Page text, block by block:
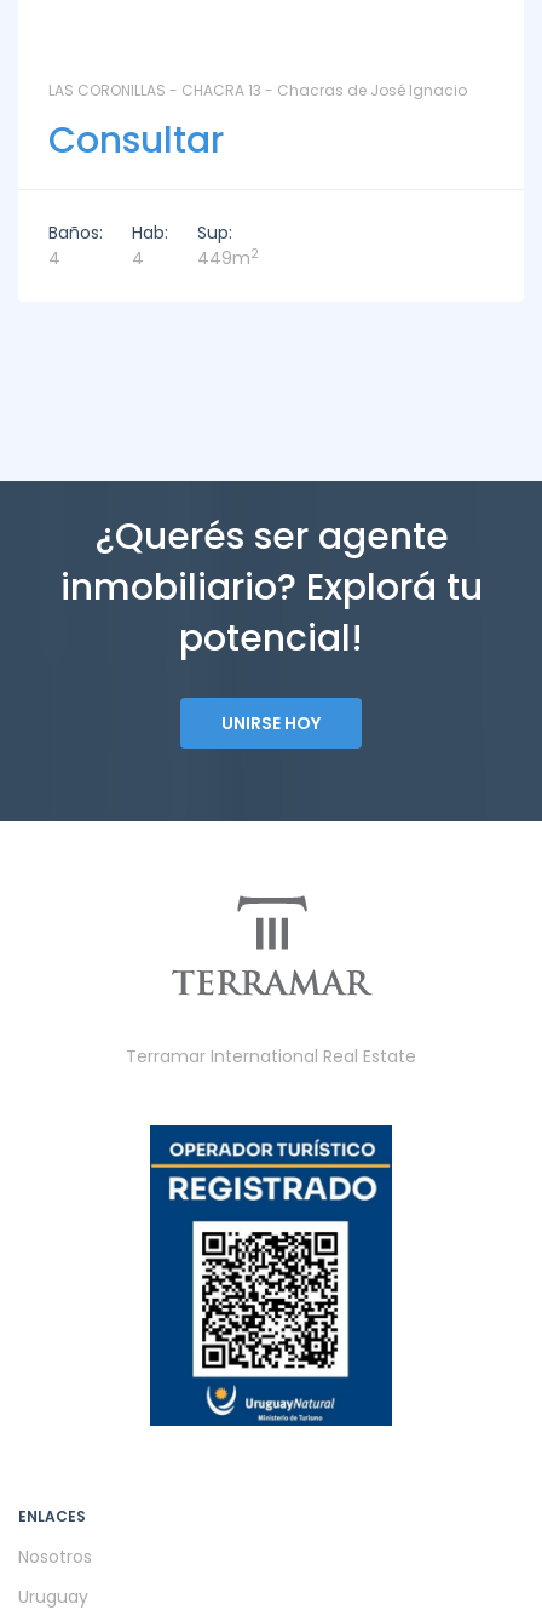
LAS CORONILLAS - CHACRA 13 - Chacras de José Ignacio
Consultar
Baños:
4
Hab:
4
Sup:
449m2
¿Querés ser agente
inmobiliario? Explorá tu
potencial!
UNIRSE HOY
Terramar International Real Estate
ENLACES
Nosotros
Uruguay